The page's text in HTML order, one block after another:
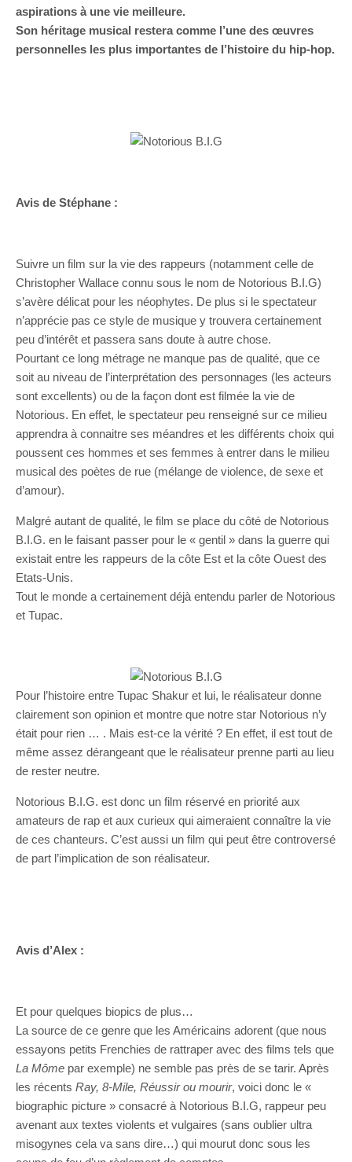
aspirations à une vie meilleure.
Son héritage musical restera comme l’une des œuvres
personnelles les plus importantes de l’histoire du hip-hop.
Avis de Stéphane :
Suivre un film sur la vie des rappeurs (notamment celle de
Christopher Wallace connu sous le nom de Notorious B.I.G)
s’avère délicat pour les néophytes. De plus si le spectateur
n’apprécie pas ce style de musique y trouvera certainement
peu d’intérêt et passera sans doute à autre chose.
Pourtant ce long métrage ne manque pas de qualité, que ce
soit au niveau de l’interprétation des personnages (les acteurs
sont excellents) ou de la façon dont est filmée la vie de
Notorious. En effet, le spectateur peu renseigné sur ce milieu
apprendra à connaitre ses méandres et les différents choix qui
poussent ces hommes et ses femmes à entrer dans le milieu
musical des poètes de rue (mélange de violence, de sexe et
d’amour).
Malgré autant de qualité, le film se place du côté de Notorious
B.I.G. en le faisant passer pour le « gentil » dans la guerre qui
existait entre les rappeurs de la côte Est et la côte Ouest des
Etats-Unis.
Tout le monde a certainement déjà entendu parler de Notorious
et Tupac.
Pour l’histoire entre Tupac Shakur et lui, le réalisateur donne
clairement son opinion et montre que notre star Notorious n’y
était pour rien … . Mais est-ce la vérité ? En effet, il est tout de
même assez dérangeant que le réalisateur prenne parti au lieu
de rester neutre.
Notorious B.I.G. est donc un film réservé en priorité aux
amateurs de rap et aux curieux qui aimeraient connaître la vie
de ces chanteurs. C’est aussi un film qui peut être controversé
de part l’implication de son réalisateur.
Avis d’Alex :
Et pour quelques biopics de plus…
La source de ce genre que les Américains adorent (que nous
essayons petits Frenchies de rattraper avec des films tels que
La Môme par exemple) ne semble pas près de se tarir. Après
les récents Ray, 8-Mile, Réussir ou mourir, voici donc le «
biographic picture » consacré à Notorious B.I.G, rappeur peu
avenant aux textes violents et vulgaires (sans oublier ultra
misogynes cela va sans dire…) qui mourut donc sous les